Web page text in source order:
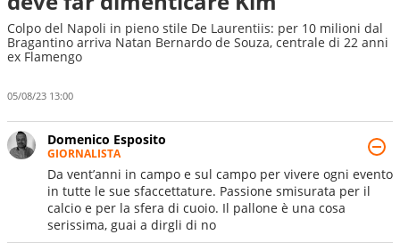
Colpo del Napoli in pieno stile De Laurentiis: per 10 milioni dal
Bragantino arriva Natan Bernardo de Souza, centrale di 22 anni
ex Flamengo
05/08/23 13:00
Domenico Esposito
GIORNALISTA
Da vent’anni in campo e sul campo per vivere ogni evento
in tutte le sue sfaccettature. Passione smisurata per il
calcio e per la sfera di cuoio. Il pallone è una cosa
serissima, guai a dirgli di no